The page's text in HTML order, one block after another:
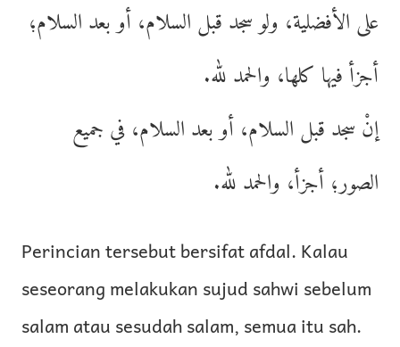
على الأفضلية، ولو سجد قبل السلام، أو بعد السلام؛
أجزأ فيها كلها، والحمد لله.
إنْ سجد قبل السلام، أو بعد السلام، في جميع
الصور؛ أجزأ، والحمد لله.
Perincian tersebut bersifat afdal. Kalau
seseorang melakukan sujud sahwi sebelum
salam atau sesudah salam, semua itu sah.